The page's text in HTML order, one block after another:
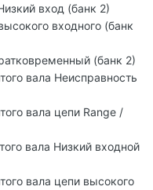
вход (банк 2)
входного (банк
(банк 2)
вала Неисправность
вала цепи Range /
вала Низкий входной
вала цепи высокого